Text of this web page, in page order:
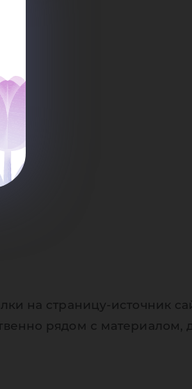
на страницу-источник
рядом с материалом,